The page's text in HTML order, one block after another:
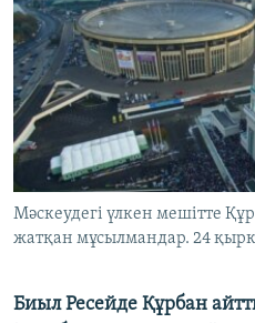
Русский
ЖАЗЫЛЫҢЫЗ
Басқа тілдерде
Мәскеудегі үлкен мешітте
жатқан мұсылмандар. 24
Биыл Ресейде Құрбан